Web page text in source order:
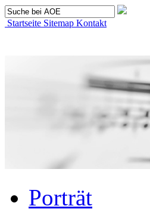
Startseite Sitemap Kontakt
Porträt